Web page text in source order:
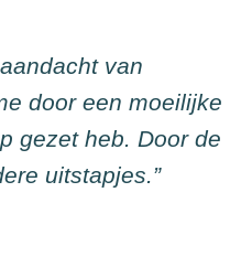
van
door een moeilijke
gezet heb. Door de
uitstapjes.”